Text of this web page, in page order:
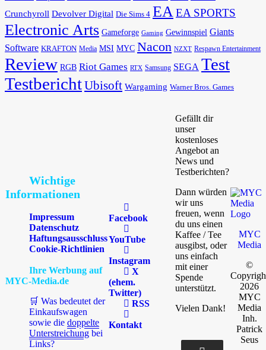
Crunchyroll Devolver Digital Die Sims 4 EAEA SPORTS
Electronic Arts Gameforge Gaming Gewinnspiel Giants
Software KRAFTON Media MSI MYC Nacon NZXT Respawn Entertainment
Review RGB Riot Games RTX Samsung SEGA Test
TestberichtUbisoft Wargaming Warner Bros. Games
Wichtige
Informationen
Impressum
Datenschutz
Haftungsausschluss
Cookie-Richtlinien
Ihre Werbung auf
MYC-Media.de
🛒 Was bedeutet der
Einkaufswagen
sowie die doppelte
Unterstreichung bei
Links?
Facebook
YouTube
Instagram
X
(ehem.
Twitter)
RSS
Kontakt
Gefällt dir
unser
kostenloses
Angebot an
News und
Testberichten?
Dann würden
wir uns
freuen, wenn
du uns einen
Kaffee / Tee
ausgibst, oder
uns einfach
mit einer
Spende
unterstützt.
Vielen Dank!
MYC
Media
©
2026
MYC
Media
Inh.
Patrick
Seus